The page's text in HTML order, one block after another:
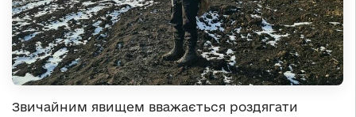
Звичайним явищем вважається роздягати